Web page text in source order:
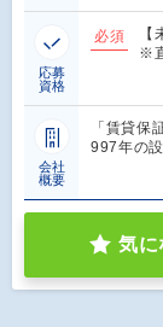
応募
資格
必須
※
会社
概要
「賃貸保
997年の
気に